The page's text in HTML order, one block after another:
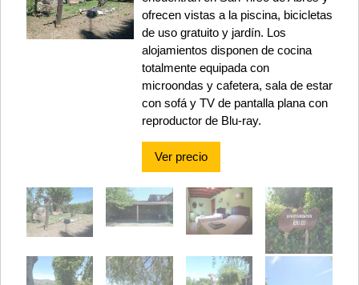
ofrecen vistas a la piscina, bicicletas
de uso gratuito y jardín. Los
alojamientos disponen de cocina
totalmente equipada con
microondas y cafetera, sala de estar
con sofá y TV de pantalla plana con
reproductor de Blu-ray.
Ver precio